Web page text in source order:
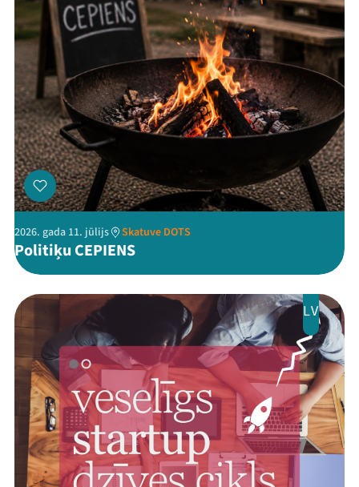
2026. gada 11. jūlijs Skatuve DOTS
Politiķu CEPIENS
LV